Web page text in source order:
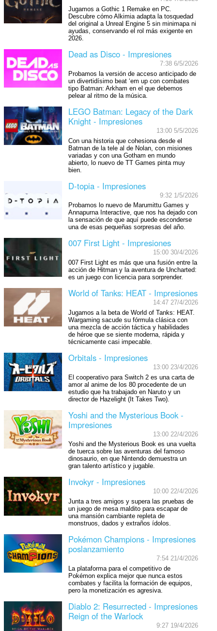
Jugamos a Gothic 1 Remake en PC.
Descubre cómo Alkimia adapta la tosquedad
del original a Unreal Engine 5 sin minimapa ni
ayudas, conservando el rol más exigente en
2026.
Dead as Disco - Impresiones
7:38 6/5/2026
Probamos la versión de acceso anticipado de
un divertidísimo beat ‘em up con combates
tipo Batman: Arkham en el que debemos
pelear al ritmo de la música.
LEGO Batman: Legacy of the Dark
Knight - Impresiones
13:00 5/5/2026
Con una historia que cohesiona desde el
Batman de la tele al de Nolan, con misiones
variadas y con una Gotham en mundo
abierto, lo nuevo de TT Games pinta muy
bien.
D-topia - Impresiones
9:32 1/5/2026
Probamos lo nuevo de Marumittu Games y
Annapurna Interactive, que nos ha dejado con
la sensación de que aquí puede esconderse
una de esas pequeñas sorpresas del año.
007 First Light - Impresiones
15:00 30/4/2026
007 First Light es más que una fusión entre la
acción de Hitman y la aventura de Uncharted:
es un juego con licencia para sorprender.
World of Tanks: HEAT - Impresiones
14:47 27/4/2026
Jugamos a la beta de World of Tanks: HEAT.
Wargaming sacude su fórmula clásica con
una mezcla de acción táctica y habilidades
de héroe que se siente moderna, rápida y
técnicamente casi impecable.
Orbitals - Impresiones
13:00 23/4/2026
El cooperativo para Switch 2 es una carta de
amor al anime de los 80 procedente de un
estudio que ha trabajado en Naruto y un
director de Hazelight (It Takes Two).
Yoshi and the Mysterious Book -
Impresiones
13:00 22/4/2026
Yoshi and the Mysterious Book es una vuelta
de tuerca sobre las aventuras del famoso
dinosaurio, en que Nintendo demuestra un
gran talento artístico y jugable.
Invokyr - Impresiones
10:00 22/4/2026
Junta a tres amigos y supera las pruebas de
un juego de mesa maldito para escapar de
una mansión cambiante repleta de
monstruos, dados y extraños ídolos.
Pokémon Champions - Impresiones
poslanzamiento
7:54 21/4/2026
La plataforma para el competitivo de
Pokémon explica mejor que nunca estos
combates y facilita la formación de equipos,
pero la monetización es agresiva.
Diablo 2: Resurrected - Impresiones
Reign of the Warlock
9:27 19/4/2026